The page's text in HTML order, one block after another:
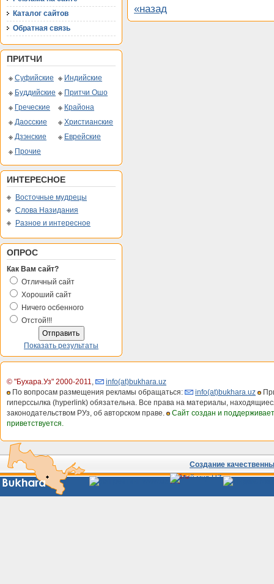
Каталог сайтов
Обратная связь
ПРИТЧИ
Суфийские
Индийские
Буддийские
Притчи Ошо
Греческие
Крайона
Даосские
Христианские
Дзэнские
Еврейские
Прочие
ИНТЕРЕСНОЕ
Восточные мудрецы
Слова Назидания
Разное и интересное
ОПРОС
Как Вам сайт?
Отличный сайт
Хороший сайт
Ничего осбенного
Отстой!!!
Показать результаты
«назад
© "Бухара.Уз" 2000-2011,
info(at)bukhara.uz
По вопросам размещения рекламы обращаться:
info(at)bukhara.uz
гиперссылка (hyperlink) обязательна. Все права на материалы,
законодательством РУз, об авторском праве.
Сайт создан и
приветствуется.
Создание
Сайты
Узбекистана